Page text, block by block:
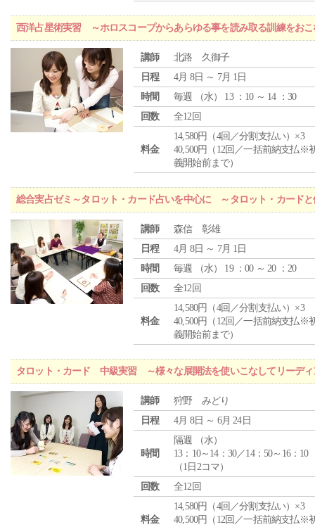
西洋占星術実習 ～ホロスコープからあらゆる事を読み取る訓練をおこ
講師
北路 久御子
日程
4月 8日 ～ 7月 1日
時間
毎週 （水） 13 ：10 ～ 14 ：30
回数
全12回
料金
14,580円（4回／分割支払い）×3
40,500円（12回／一括前納支払※
義開始前まで）
総合実占ゼミ～タロット・カード占いを中心に ～タロット・カード
講師
森信 彰雄
日程
4月 8日 ～ 7月 1日
時間
毎週 （水） 19 ：00 ～ 20 ：20
回数
全12回
料金
14,580円（4回／分割支払い）×3
40,500円（12回／一括前納支払※
義開始前まで）
タロット・カード 中級実習 ～様々な展開法を使いこなしてリーディ
講師
狩野 みどり
日程
4月 8日 ～ 6月 24日
時間
隔週 （水）
13：10～14：30／14：50～16：10
（1日2コマ）
回数
全12回
料金
14,580円（4回／分割支払い）×3
40,500円（12回／一括前納支払※